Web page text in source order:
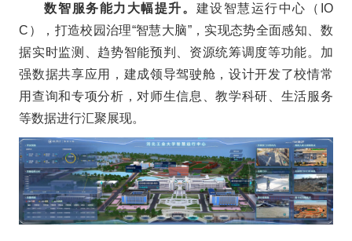
数智服务能力大幅提升。 建设智慧运行中心（IO
C），打造校园治理“智慧大脑”，实现态势全面感知、数
据实时监测、趋势智能预判、资源统筹调度等功能。加
强数据共享应用，建成领导驾驶舱，设计开发了校情常
用查询和专项分析，对师生信息、教学科研、生活服务
等数据进行汇聚展现。